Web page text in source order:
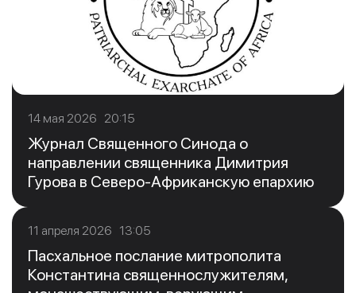
14 мая 2026 20:15
Журнал Священного Синода о
направлении священника Димитрия
Гурова в Северо-Африканскую епархию
11 апреля 2026 13:05
Пасхальное послание митрополита
Константина священнослужителям,